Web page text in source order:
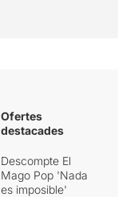
Ofertes
destacades
Descompte El
Mago Pop 'Nada
es imposible'